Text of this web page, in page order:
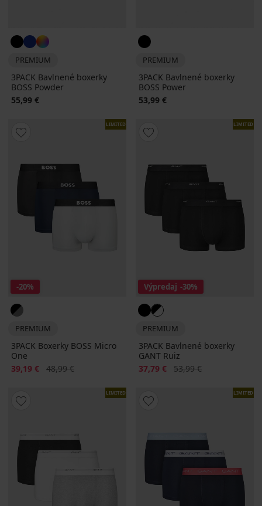
PREMIUM
3PACK Bavlnené boxerky
BOSS Powder
55,99 €
PREMIUM
3PACK Bavlnené boxerky
BOSS Power
53,99 €
LIMITED
-20%
PREMIUM
3PACK Boxerky BOSS Micro
One
Zľava
39,19 € Pôvodná cena
48,99 €
LIMITED
Výpredaj -30%
PREMIUM
3PACK Bavlnené boxerky
GANT Ruiz
Zľava
37,79 € Pôvodná cena
53,99 €
LIMITED LIMITED